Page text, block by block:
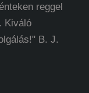
reggel
Kiváló
B. J.